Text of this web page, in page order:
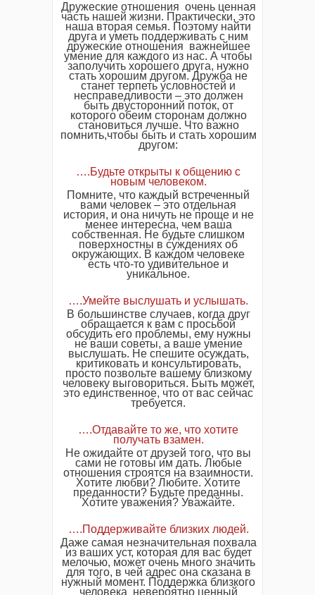
Дружеские отношения очень ценная
часть нашей жизни. Практически, это
наша вторая семья. Поэтому найти
друга и уметь поддерживать с ним
дружеские отношения важнейшее
умение для каждого из нас. А чтобы
заполучить хорошего друга, нужно
стать хорошим другом. Дружба не
станет терпеть условностей и
несправедливости – это должен
быть двусторонний поток, от
которого обеим сторонам должно
становиться лучше. Что важно
помнить,чтобы быть и стать хорошим
другом:
….Будьте открыты к общению с
новым человеком.
Помните, что каждый встреченный
вами человек – это отдельная
история, и она ничуть не проще и не
менее интересна, чем ваша
собственная. Не будьте слишком
поверхностны в суждениях об
окружающих. В каждом человеке
есть что-то удивительное и
уникальное.
….Умейте выслушать и услышать.
В большинстве случаев, когда друг
обращается к вам с просьбой
обсудить его проблемы, ему нужны
не ваши советы, а ваше умение
выслушать. Не спешите осуждать,
критиковать и консультировать,
просто позвольте вашему близкому
человеку выговориться. Быть может,
это единственное, что от вас сейчас
требуется.
….Отдавайте то же, что хотите
получать взамен.
Не ожидайте от друзей того, что вы
сами не готовы им дать. Любые
отношения строятся на взаимности.
Хотите любви? Любите. Хотите
преданности? Будьте преданны.
Хотите уважения? Уважайте.
….Поддерживайте близких людей.
Даже самая незначительная похвала
из ваших уст, которая для вас будет
мелочью, может очень много значить
для того, в чей адрес она сказана в
нужный момент. Поддержка близкого
человека невероятно ценный